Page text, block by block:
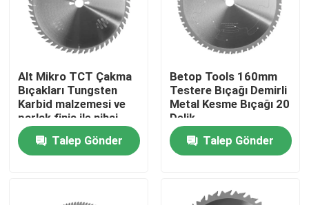
Alt Mikro TCT Çakma
Bıçakları Tungsten
Karbid malzemesi ve
parlak finiş ile nihai
kesim çözümü
Talep Gönder
Betop Tools 160mm
Testere Bıçağı Demirli
Metal Kesme Bıçağı 20
Delik
Talep Gönder